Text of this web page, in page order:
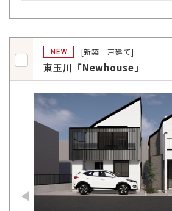
NEW [新築一戸建て]
東玉川「Newhouse」